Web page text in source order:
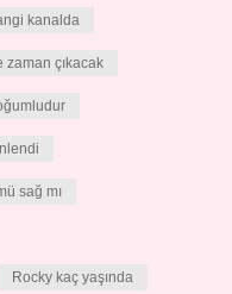
kanalda
zaman çıkacak
sağ mı
Rocky kaç yaşında